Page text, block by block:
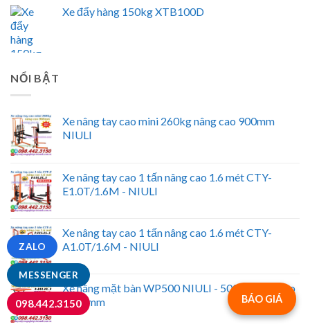
Xe đẩy hàng 150kg XTB100D
NỔI BẬT
Xe nâng tay cao mini 260kg nâng cao 900mm
NIULI
Xe nâng tay cao 1 tấn nâng cao 1.6 mét CTY-
E1.0T/1.6M - NIULI
Xe nâng tay cao 1 tấn nâng cao 1.6 mét CTY-
A1.0T/1.6M - NIULI
Xe nâng mặt bàn WP500 NIULI - 500kg nâng cao
1500mm
BÁO GIÁ
MESSENGER
ZALO
098.442.3150